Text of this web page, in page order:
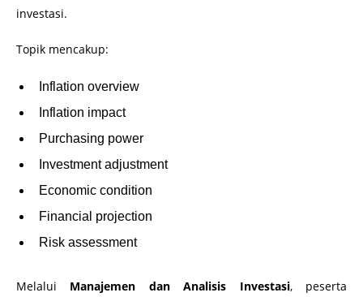
investasi.
Topik mencakup:
Inflation overview
Inflation impact
Purchasing power
Investment adjustment
Economic condition
Financial projection
Risk assessment
Melalui Manajemen dan Analisis Investasi, peserta